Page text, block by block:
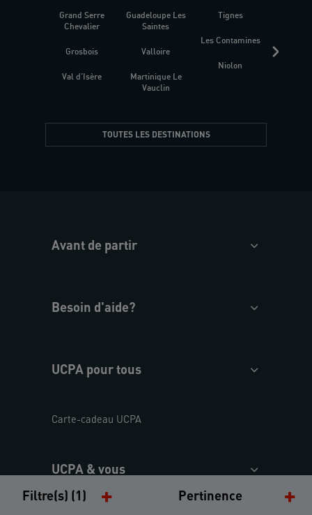
Filtre(s) (1) Pertinence
Grand Serre
Chevalier
Grosbois
Val d'Isère
Guadeloupe Les
Saintes
Valloire
Martinique Le
Vauclin
Tignes
Les Contamines
Niolon
TOUTES LES DESTINATIONS
Avant de partir
Besoin d'aide?
UCPA pour tous
Carte-cadeau UCPA
UCPA & vous